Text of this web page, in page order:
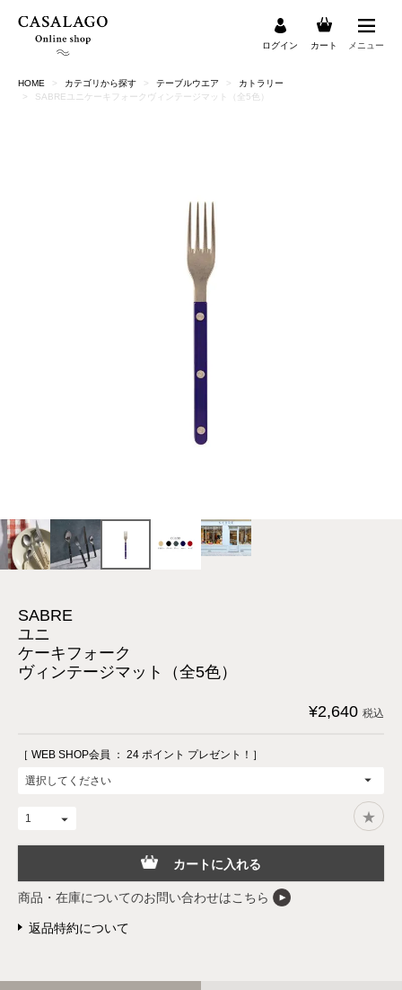
ログイン カート メニュー
HOME カテゴリから探す テーブルウエア
カトラリー
SABREユニケーキフォークヴィンテージマット（全5色）
検索
SABRE
ユニ
ケーキフォーク
ヴィンテージマット（全5色）
¥2,640 税込
［ WEB SHOP会員 ： 24 ポイント プレゼント！］
カートに入れる
商品・在庫についてのお問い合わせはこちら
返品特約について